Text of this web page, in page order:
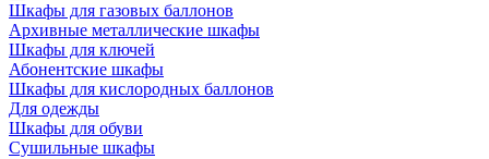
Шкафы для газовых баллонов
Архивные металлические шкафы
Шкафы для ключей
Абонентские шкафы
Шкафы для кислородных баллонов
Для одежды
Шкафы для обуви
Сушильные шкафы